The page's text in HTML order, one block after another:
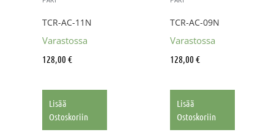
TCR-AC-11N
Varastossa
128,00 €
Lisää
Ostoskoriin
TCR-AC-09N
Varastossa
128,00 €
Lisää
Ostoskoriin